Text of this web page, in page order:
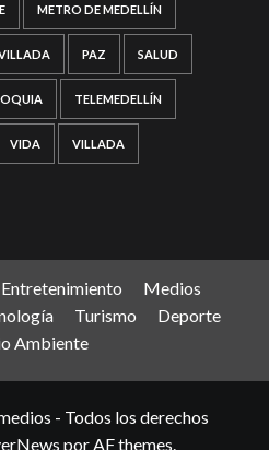
METRO DE MEDELLÍN
PAZ SALUD
TELEMEDELLÍN
VIDA VILLADA
Entretenimiento
Medios
Turismo
Deporte
Ambiente
- Todos los derechos
por AF themes.